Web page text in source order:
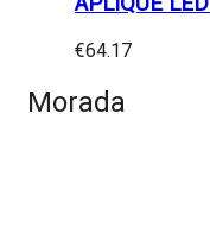
€64.17
Morada